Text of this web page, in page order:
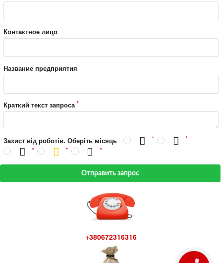
Контактное лицо
Название предприятия
Краткий текст запроса
Захист від роботів. Оберіть місяць
Отправить запрос
+380672316316